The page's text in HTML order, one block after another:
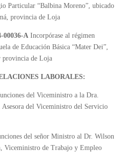
Particular “Balbina Moreno”, ubicado
provincia de Loja
00036-AIncorpórase al régimen
de Educación Básica “Mater Dei”,
provincia de Loja
LABORALES:
del Viceministro a la Dra.
Asesora del Viceministro del Servicio
del señor Ministro al Dr. Wilson
Viceministro de Trabajo y Empleo